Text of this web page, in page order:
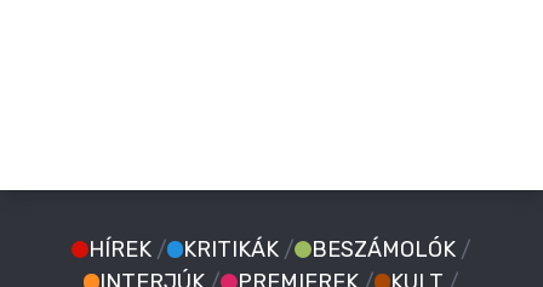
HÍREK / KRITIKÁK / BESZÁMOLÓK /
INTERJÚK / PREMIEREK / KULT /